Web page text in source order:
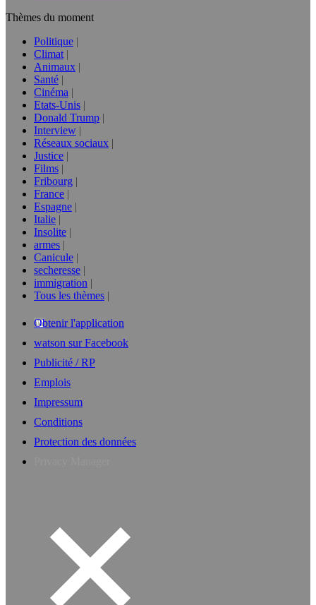
Thèmes du moment
Politique
Climat
Animaux
Santé
Cinéma
Etats-Unis
Donald Trump
Interview
Réseaux sociaux
Justice
Films
Fribourg
France
Espagne
Italie
Insolite
armes
Canicule
secheresse
immigration
Tous les thèmes
Obtenir l'application
watson sur Facebook
Publicité / RP
Emplois
Impressum
Conditions
Protection des données